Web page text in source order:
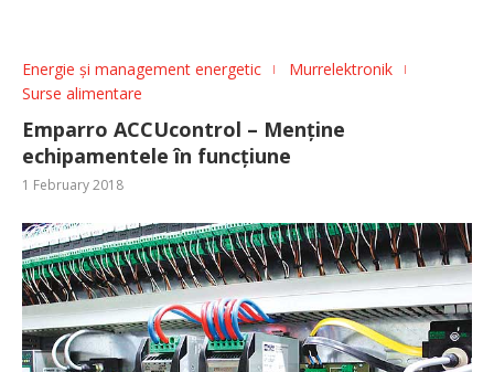
Energie și management energetic
Murrelektronik
Surse alimentare
Emparro ACCUcontrol – Menține
echipamentele în funcțiune
1 February 2018